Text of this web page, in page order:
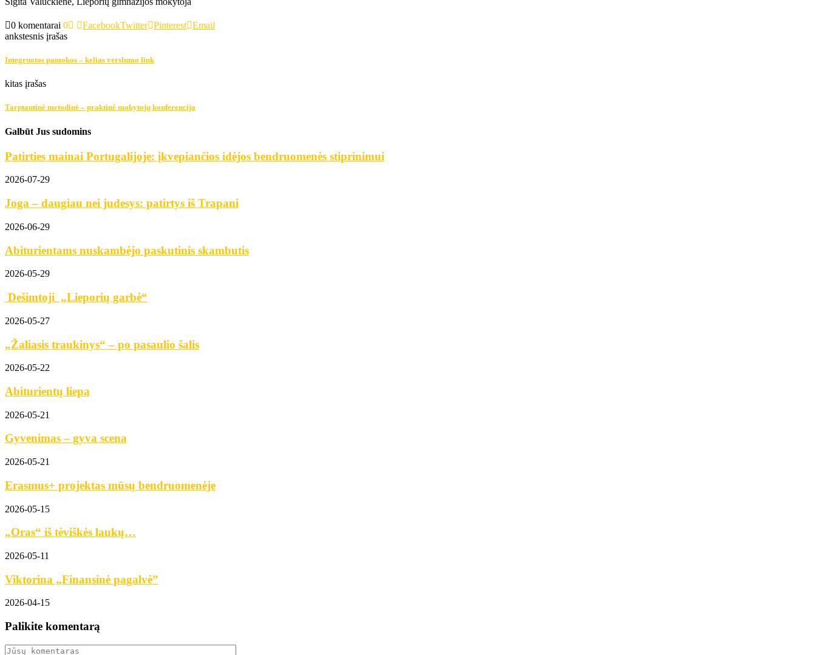
0 komentarai 0 FacebookTwitter Pinterest Email
ankstesnis įrašas
Integruotos pamokos – kelias verslumo link
kitas įrašas
Tarptautinė metodinė – praktinė mokytojų konferencija
Galbūt Jus sudomins
Patirties mainai Portugalijoje: įkvepiančios idėjos bendruomenės stiprinimui
2026-07-29
Joga – daugiau nei judesys: patirtys iš Trapani
2026-06-29
Abiturientams nuskambėjo paskutinis skambutis
2026-05-29
Dešimtoji „Lieporių garbė“
2026-05-27
„Žaliasis traukinys“ – po pasaulio šalis
2026-05-22
Abiturientų liepa
2026-05-21
Gyvenimas – gyva scena
2026-05-21
Erasmus+ projektas mūsų bendruomenėje
2026-05-15
„Oras“ iš tėviškės laukų…
2026-05-11
Viktorina „Finansinė pagalvė”
2026-04-15
Palikite komentarą